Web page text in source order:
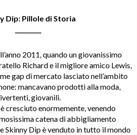
Dip: Pillole di Storia
2011, quando un giovanissimo
Richard e il migliore amico Lewis,
gap di mercato lasciato nell’ambito
mancavano prodotti alla moda,
giovanili.
cresciuto enormemente, venendo
catena di abbigliamento
Skinny Dip è venduto in tutto il mondo